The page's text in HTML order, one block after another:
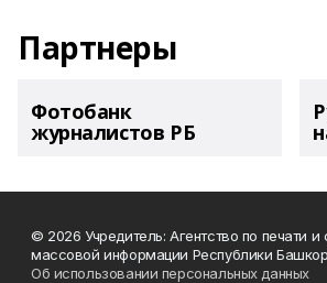
Партнеры
Фотобанк
журналистов РБ
© 2026 Учредитель: Агентство по печати и
массовой информации Республики
Об использовании персональных данных